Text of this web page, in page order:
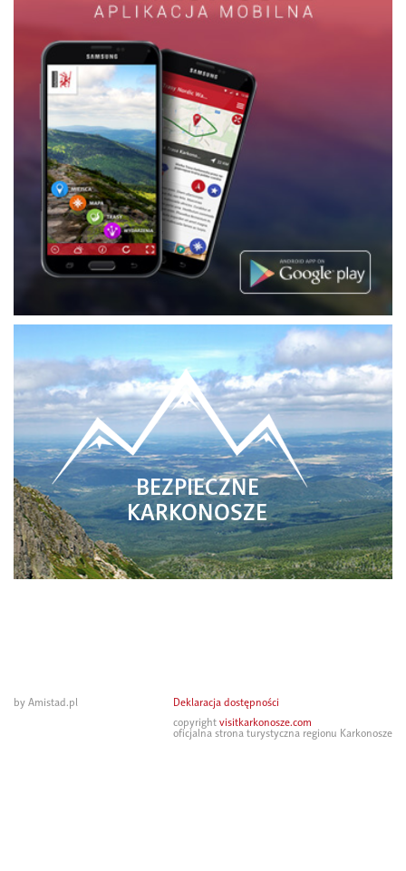
BEZPIECZNE
KARKONOSZE
by Amistad.pl
Deklaracja dostępności
copyright visitkarkonosze.com
oficjalna strona turystyczna regionu Karkonosze